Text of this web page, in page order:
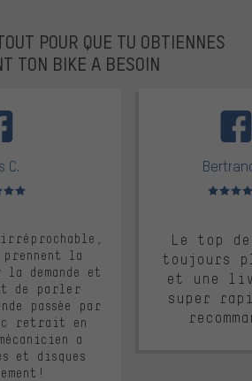
POUR QUE TU OBTIENNES
TON BIKE A BESOIN
C.
: 5 sur 5
prennent la
demande et
de parler
passée par
retrait en
a
et disques
Note
Le top
toujours
et une
super